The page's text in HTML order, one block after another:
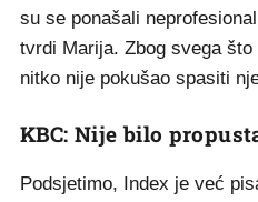
su se ponašali
tvrdi Marija. Zbog svega
nitko nije pokušao spasiti
KBC: Nije bilo
Podsjetimo, Index je već